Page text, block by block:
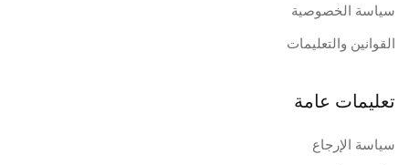
سياسة الخصوصية
القوانين والتعليمات
تعليمات عامة
سياسة الإرجاع